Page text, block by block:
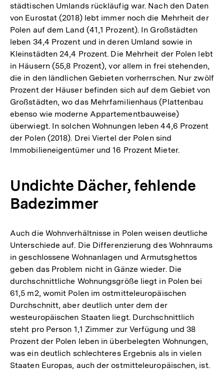
städtischen Umlands rückläufig war. Nach den Daten
von Eurostat (2018) lebt immer noch die Mehrheit der
Polen auf dem Land (41,1 Prozent). In Großstädten
leben 34,4 Prozent und in deren Umland sowie in
Kleinstädten 24,4 Prozent. Die Mehrheit der Polen lebt
in Häusern (55,8 Prozent), vor allem in frei stehenden,
die in den ländlichen Gebieten vorherrschen. Nur zwölf
Prozent der Häuser befinden sich auf dem Gebiet von
Großstädten, wo das Mehrfamilienhaus (Plattenbau
ebenso wie moderne Appartementbauweise)
überwiegt. In solchen Wohnungen leben 44,6 Prozent
der Polen (2018). Drei Viertel der Polen sind
Immobilieneigentümer und 16 Prozent Mieter.
Undichte Dächer, fehlende
Badezimmer
Auch die Wohnverhältnisse in Polen weisen deutliche
Unterschiede auf. Die Differenzierung des Wohnraums
in geschlossene Wohnanlagen und Armutsghettos
geben das Problem nicht in Gänze wieder. Die
durchschnittliche Wohnungsgröße liegt in Polen bei
61,5 m2, womit Polen im ostmitteleuropäischen
Durchschnitt, aber deutlich unter dem der
westeuropäischen Staaten liegt. Durchschnittlich
steht pro Person 1,1 Zimmer zur Verfügung und 38
Prozent der Polen leben in überbelegten Wohnungen,
was ein deutlich schlechteres Ergebnis als in vielen
Staaten Europas, auch der ostmitteleuropäischen, ist.